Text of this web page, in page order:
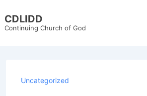
Skip
CDLIDD
Continuing Church of God
Uncategorized